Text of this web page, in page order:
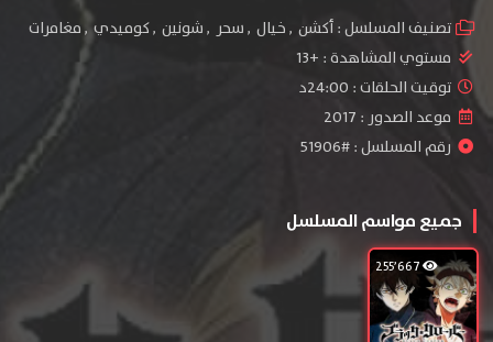
تصنيف المسلسل :أكشن ,خيال ,سحر ,شونين ,كوميدي ,مغامرات
مستوي المشاهدة : +13
توقيت الحلقات : 24:00د
موعد الصدور : 2017
رقم المسلسل : #51906
جميع مواسم المسلسل